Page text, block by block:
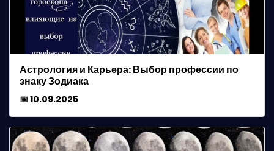
Астрология и Карьера: Выбор профессии по
знаку Зодиака
📅 10.09.2025